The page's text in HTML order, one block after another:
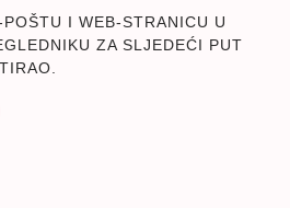
I WEB-STRANICU U
ZA SLJEDEĆI PUT